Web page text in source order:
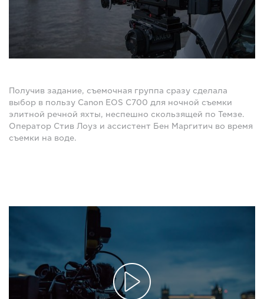
Получив задание, съемочная группа сразу сделала
выбор в пользу Canon EOS C700 для ночной съемки
элитной речной яхты, неспешно скользящей по Темзе.
Оператор Стив Лоуз и ассистент Бен Маргитич во время
съемки на воде.